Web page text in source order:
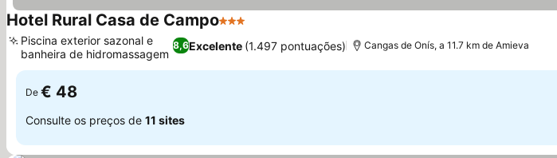
Hotel Rural Casa de Campo3 Estrelas
8,6Excelente (1.497 pontuações)
Piscina exterior sazonal e
banheira de hidromassagem
Cangas de Onís, a 11.7 km de Amieva
De € 48
Consulte os preços de 11 sites